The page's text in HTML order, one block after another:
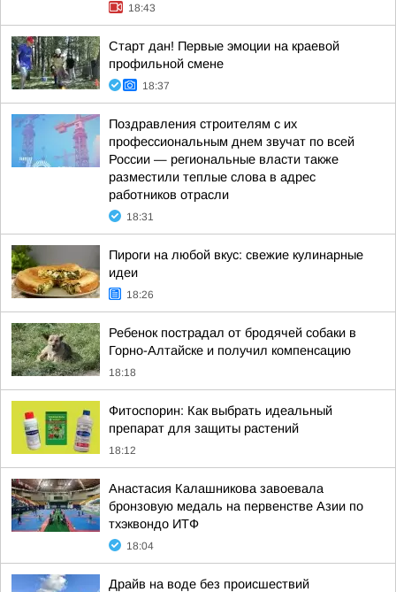
18:43
Старт дан! Первые эмоции на краевой
профильной смене
18:37
Поздравления строителям с их
профессиональным днем звучат по всей
России — региональные власти также
разместили теплые слова в адрес
работников отрасли
18:31
Пироги на любой вкус: свежие кулинарные
идеи
18:26
Ребенок пострадал от бродячей собаки в
Горно-Алтайске и получил компенсацию
18:18
Фитоспорин: Как выбрать идеальный
препарат для защиты растений
18:12
Анастасия Калашникова завоевала
бронзовую медаль на первенстве Азии по
тхэквондо ИТФ
18:04
Драйв на воде без происшествий